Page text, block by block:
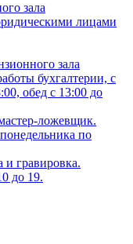
зала
лицами
зала
бухгалтерии, с
обед с 13:00 до
ложевщик.
по
и гравировка.
до 19.